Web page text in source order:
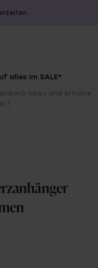
alles im SALE*
hinzu und erhalte
*